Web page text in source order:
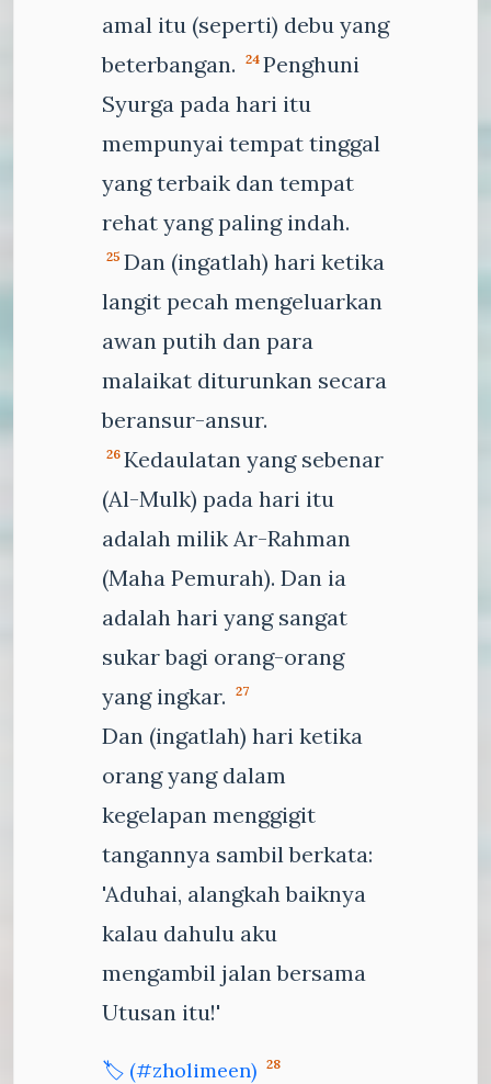
amal itu (seperti) debu yang
beterbangan.
24 Penghuni
Syurga pada hari itu
mempunyai tempat tinggal
yang terbaik dan tempat
rehat yang paling indah.
25 Dan (ingatlah) hari ketika
langit pecah mengeluarkan
awan putih dan para
malaikat diturunkan secara
beransur-ansur.
26 Kedaulatan yang sebenar
(Al-Mulk) pada hari itu
adalah milik Ar-Rahman
(Maha Pemurah). Dan ia
adalah hari yang sangat
sukar bagi orang-orang
yang ingkar.
27
Dan (ingatlah) hari ketika
orang yang dalam
kegelapan menggigit
tangannya sambil berkata:
'Aduhai, alangkah baiknya
kalau dahulu aku
mengambil jalan bersama
Utusan itu!'
🏷️ (#zholimeen) 28